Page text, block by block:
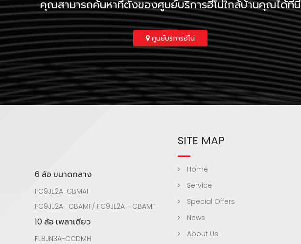
คุณสามารถค้นหาที่ตั้งของศูนย์บริการฮีโน่ใกล้บ้านคุณได้ที่นี่
ศูนย์บริการฮีโน่
6 ล้อ ขนาดกลาง
FC9JE2A-CBMAF
FC9JJ2A- CBAMF/ FC9JL2A - CBAMF
10 ล้อ เพลาเดียว
FL8JN3A-CCDMH
SITE MAP
Home
Service
Special Offers
News
About Us